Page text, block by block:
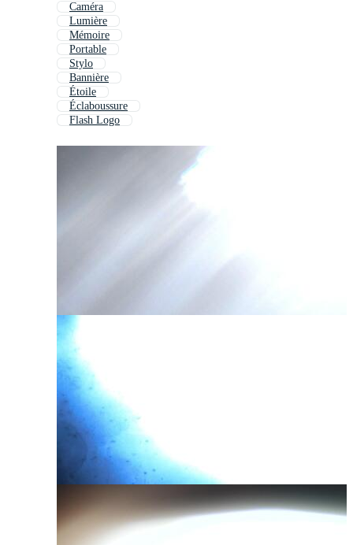
Caméra
Lumière
Mémoire
Portable
Stylo
Bannière
Étoile
Éclaboussure
Flash Logo